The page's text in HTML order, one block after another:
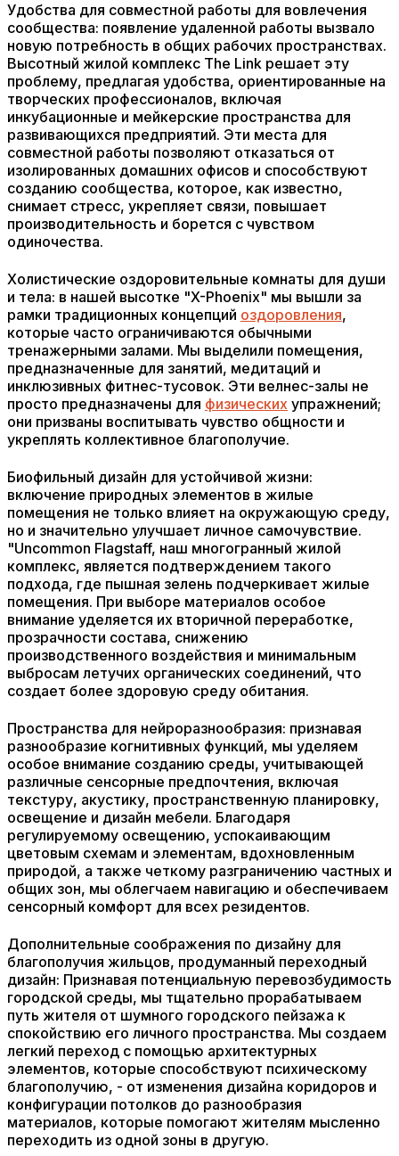
Удобства для совместной работы для вовлечения
сообщества: появление удаленной работы вызвало
новую потребность в общих рабочих пространствах.
Высотный жилой комплекс The Link решает эту
проблему, предлагая удобства, ориентированные на
творческих профессионалов, включая
инкубационные и мейкерские пространства для
развивающихся предприятий. Эти места для
совместной работы позволяют отказаться от
изолированных домашних офисов и способствуют
созданию сообщества, которое, как известно,
снимает стресс, укрепляет связи, повышает
производительность и борется с чувством
одиночества.
Холистические оздоровительные комнаты для души
и тела: в нашей высотке "X-Phoenix" мы вышли за
рамки традиционных концепций оздоровления,
которые часто ограничиваются обычными
тренажерными залами. Мы выделили помещения,
предназначенные для занятий, медитаций и
инклюзивных фитнес-тусовок. Эти велнес-залы не
просто предназначены для физических упражнений;
они призваны воспитывать чувство общности и
укреплять коллективное благополучие.
Биофильный дизайн для устойчивой жизни:
включение природных элементов в жилые
помещения не только влияет на окружающую среду,
но и значительно улучшает личное самочувствие.
"Uncommon Flagstaff, наш многогранный жилой
комплекс, является подтверждением такого
подхода, где пышная зелень подчеркивает жилые
помещения. При выборе материалов особое
внимание уделяется их вторичной переработке,
прозрачности состава, снижению
производственного воздействия и минимальным
выбросам летучих органических соединений, что
создает более здоровую среду обитания.
Пространства для нейроразнообразия: признавая
разнообразие когнитивных функций, мы уделяем
особое внимание созданию среды, учитывающей
различные сенсорные предпочтения, включая
текстуру, акустику, пространственную планировку,
освещение и дизайн мебели. Благодаря
регулируемому освещению, успокаивающим
цветовым схемам и элементам, вдохновленным
природой, а также четкому разграничению частных и
общих зон, мы облегчаем навигацию и обеспечиваем
сенсорный комфорт для всех резидентов.
Дополнительные соображения по дизайну для
благополучия жильцов, продуманный переходный
дизайн: Признавая потенциальную перевозбудимость
городской среды, мы тщательно прорабатываем
путь жителя от шумного городского пейзажа к
спокойствию его личного пространства. Мы создаем
легкий переход с помощью архитектурных
элементов, которые способствуют психическому
благополучию, - от изменения дизайна коридоров и
конфигурации потолков до разнообразия
материалов, которые помогают жителям мысленно
переходить из одной зоны в другую.